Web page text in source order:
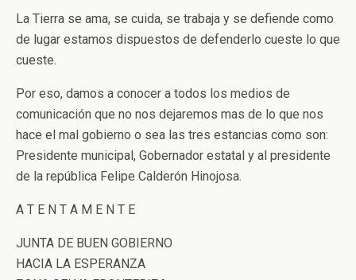
La Tierra se ama, se cuida, se trabaja y se defiende como
de lugar estamos dispuestos de defenderlo cueste lo que
cueste.
Por eso, damos a conocer a todos los medios de
comunicación que no nos dejaremos mas de lo que nos
hace el mal gobierno o sea las tres estancias como son:
Presidente municipal, Gobernador estatal y al presidente
de la república Felipe Calderón Hinojosa.
A T E N T A M E N T E
JUNTA DE BUEN GOBIERNO
HACIA LA ESPERANZA